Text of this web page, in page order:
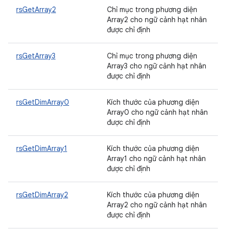
rsGetArray2
Chỉ mục trong phương diện
Array2 cho ngữ cảnh hạt nhân
được chỉ định
rsGetArray3
Chỉ mục trong phương diện
Array3 cho ngữ cảnh hạt nhân
được chỉ định
rsGetDimArray0
Kích thước của phương diện
Array0 cho ngữ cảnh hạt nhân
được chỉ định
rsGetDimArray1
Kích thước của phương diện
Array1 cho ngữ cảnh hạt nhân
được chỉ định
rsGetDimArray2
Kích thước của phương diện
Array2 cho ngữ cảnh hạt nhân
được chỉ định